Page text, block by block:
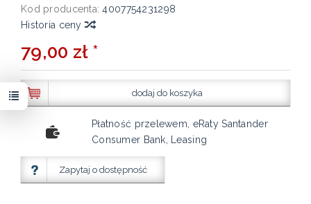
Kod producenta: 4007754231298
Historia ceny
79,00 zł *
dodaj do koszyka
Płatność przelewem, eRaty Santander
Consumer Bank, Leasing
Zapytaj o dostępność